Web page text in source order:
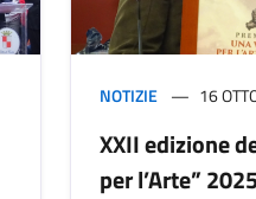
NOTIZIE 16
XXII edizione
per l’Arte”